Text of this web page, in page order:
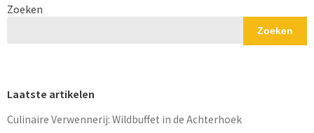
Zoeken
Zoeken
Laatste artikelen
Culinaire Verwennerij: Wildbuffet in de Achterhoek